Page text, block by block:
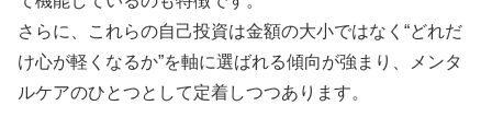
さらに、これらの自己投資は金額の大小ではなく“どれだ
け心が軽くなるか”を軸に選ばれる傾向が強まり、メンタ
ルケアのひとつとして定着しつつあります。